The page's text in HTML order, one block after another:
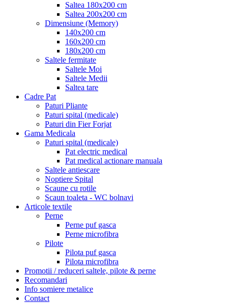
Saltea 180x200 cm
Saltea 200x200 cm
Dimensiune (Memory)
140x200 cm
160x200 cm
180x200 cm
Saltele fermitate
Saltele Moi
Saltele Medii
Saltea tare
Cadre Pat
Paturi Pliante
Paturi spital (medicale)
Paturi din Fier Forjat
Gama Medicala
Paturi spital (medicale)
Pat electric medical
Pat medical actionare manuala
Saltele antiescare
Noptiere Spital
Scaune cu rotile
Scaun toaleta - WC bolnavi
Articole textile
Perne
Perne puf gasca
Perne microfibra
Pilote
Pilota puf gasca
Pilota microfibra
Promotii / reduceri saltele, pilote & perne
Recomandari
Info somiere metalice
Contact